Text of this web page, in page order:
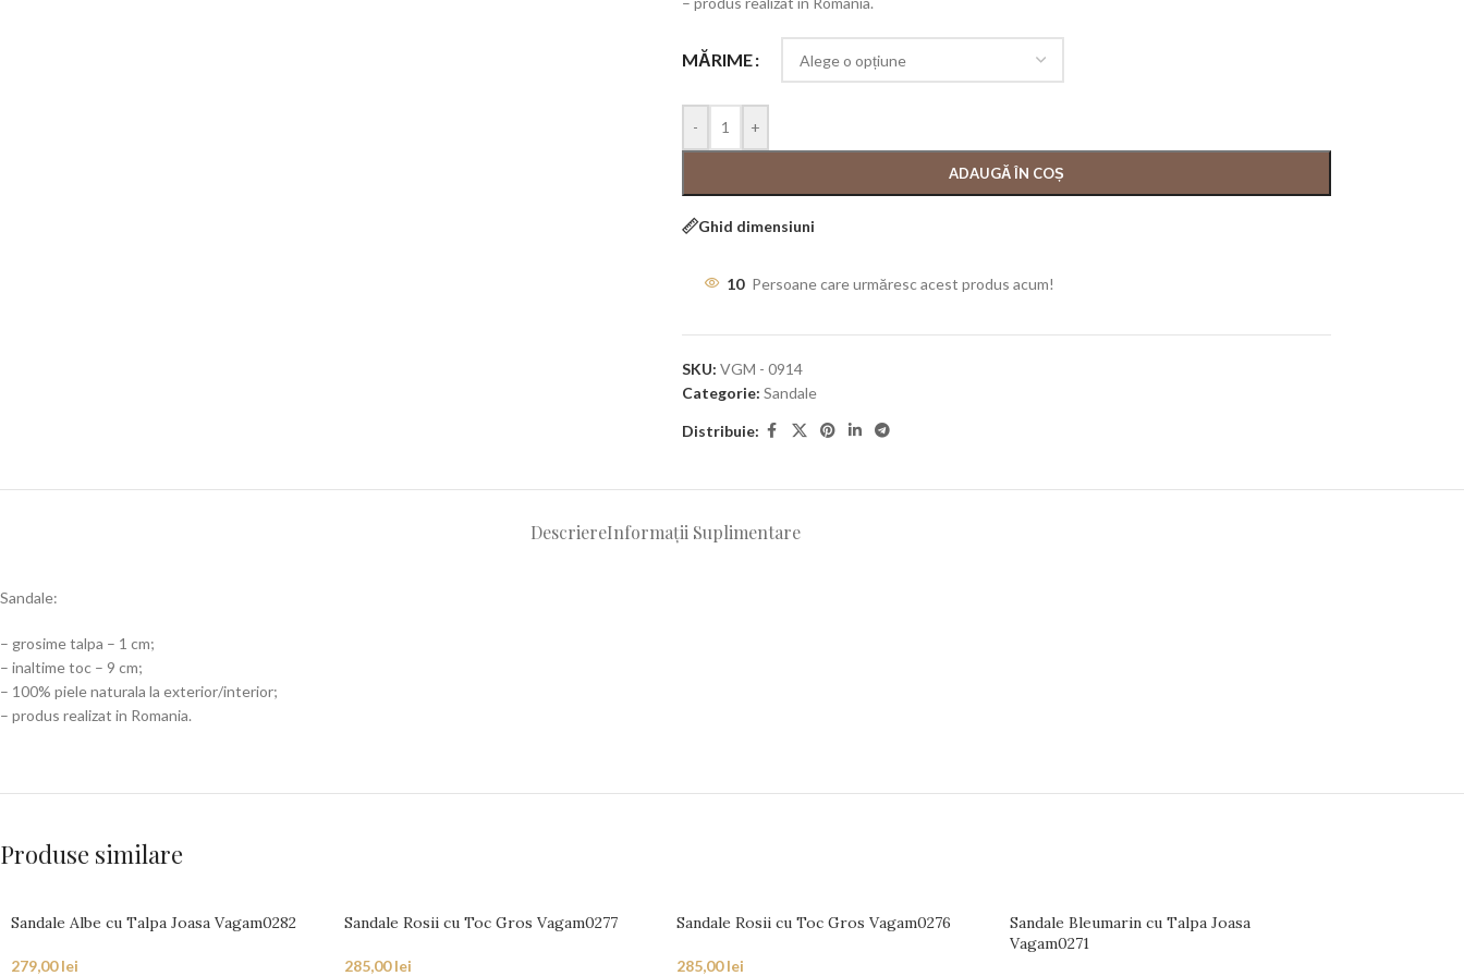
MĂRIME
- +
ADAUGĂ ÎN COȘ
Ghid dimensiuni
10 Persoane care urmăresc acest produs acum!
SKU: VGM - 0914
Categorie: Sandale
Distribuie:
DescriereInformații Suplimentare
Sandale:
– grosime talpa – 1 cm;
– inaltime toc – 9 cm;
– 100% piele naturala la exterior/interior;
– produs realizat in Romania.
Produse similare
Sandale Albe cu Talpa Joasa Vagam0282
279,00lei
Sandale Rosii cu Toc Gros Vagam0277
285,00lei
Sandale Rosii cu Toc Gros Vagam0276
285,00lei
Sandale Bleumarin cu Talpa Joasa
Vagam0271